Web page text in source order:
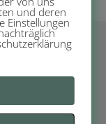
Uhr
und deren
Einstellungen